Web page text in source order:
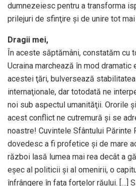
dumnezeiesc pentru a transforma
prilejuri de sfinţire și de unire tot
Dragii mei,
În aceste săptămâni, constatăm cu
Ucraina marchează în mod
acestei ţări, bulversează
internaţionale, dar totodată ne
noi sub aspectul umanităţii. Ororile
acest conflict ne cutremură și se
noastre! Cuvintele Sfântului Părinte
dovedesc a fi profetice și de mare
război lasă lumea mai rea decât a
eșec al politicii și al omenirii, o
înfrângere în faţa forţelor răului. […]